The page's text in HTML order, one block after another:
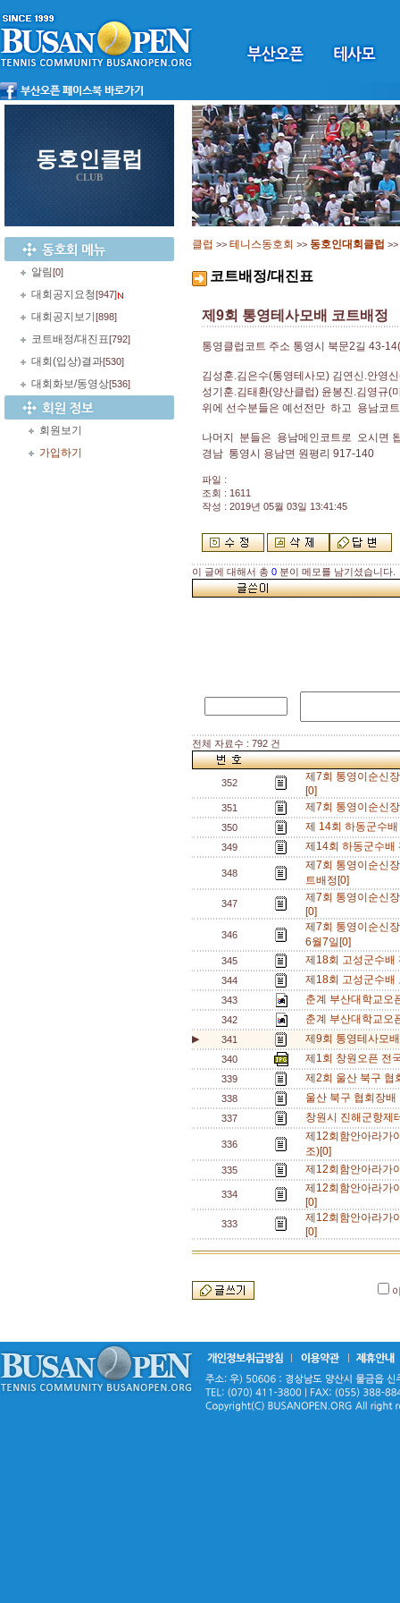
동호인클럽
CLUB
알림[0]
대회공지요청[947]
대회공지보기 [898]
코트배정/대진표[792]
대회(입상)결과[530]
대회화보/동영상[536]
회원보기
가입하기
클럽 >> 테니스동호회 >> 동호인대회클럽 >>
코트배정/대진표
제9회 통영테사모배 코트배정
통영클럽코트 주소 통영시 북문2길 43-
김성훈.김은수(통영테사모) 김연신.안영
성기훈.김태환(양산클럽) 윤봉진.김영규(
위에 선수분들은 예선전만 하고 용남코
나머지 분들은 용남메인코트로 오시면
경남 통영시 용남면 원평리 917-140
파일 :
조회 : 1611
작성 : 2019년 05월 03일 13:41:45
이 글에 대해서 총 0 분이 메모를 남기셨습니다.
전체 자료수 : 792 건
352
제7회 통영이순신
[0]
351 제7회 통영이순신
350 제 14회 하동군수
349 제14회 하동군수
348
제7회 통영이순신
트배정[0]
347
제7회 통영이순신
[0]
346
제7회 통영이순신
6월7일[0]
345 제18회 고성군수
344 제18회 고성군수
343 춘계 부산대학교
342 춘계 부산대학교
▶ 341 제9회 통영테사모
340 제1회 창원오픈 전
339 제2회 울산 북구
338 울산 북구 협회장
337 창원시 진해군항
336
제12회함안아라가
조)[0]
335 제12회함안아라가
334
제12회함안아라가
[0]
333
제12회함안아라가
[0]